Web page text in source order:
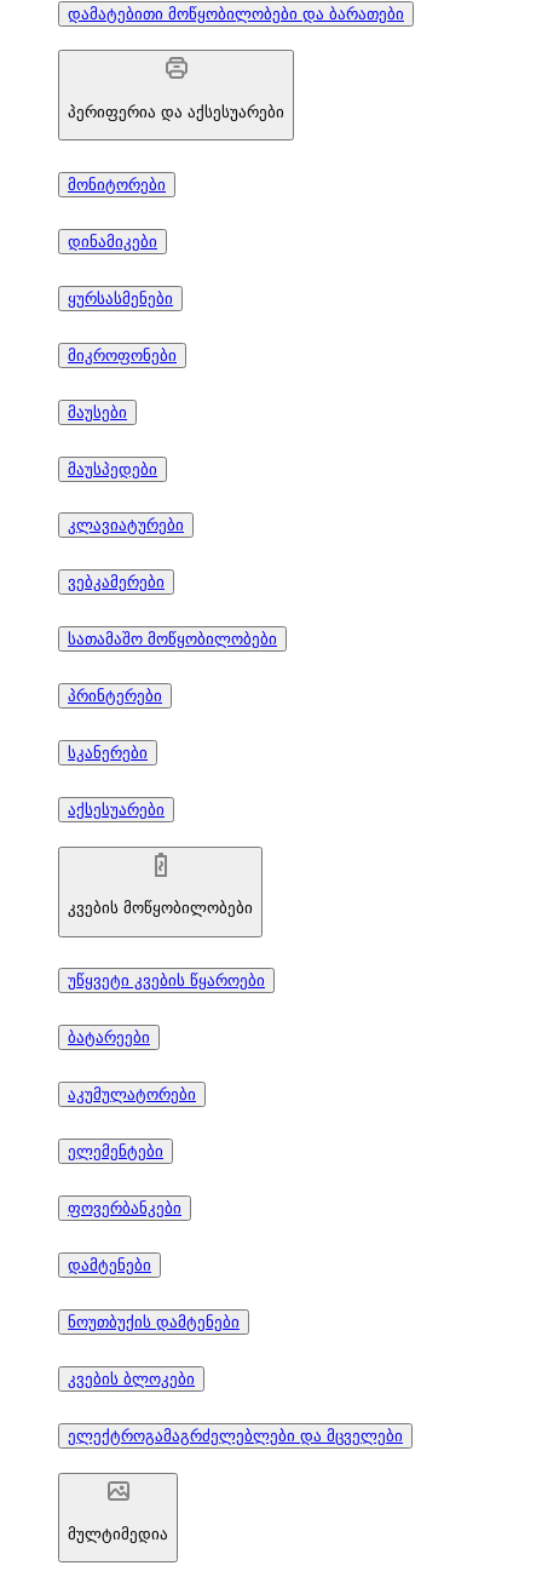
დამატებითი მოწყობილობები და ბარათები
პერიფერია და აქსესუარები
მონიტორები
დინამიკები
ყურსასმენები
მიკროფონები
მაუსები
მაუსპედები
კლავიატურები
ვებკამერები
სათამაშო მოწყობილობები
პრინტერები
სკანერები
აქსესუარები
კვების მოწყობილობები
უწყვეტი კვების წყაროები
ბატარეები
აკუმულატორები
ელემენტები
ფოვერბანკები
დამტენები
ნოუთბუქის დამტენები
კვების ბლოკები
ელექტროგამაგრძელებლები და მცველები
მულტიმედია